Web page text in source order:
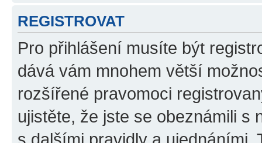
REGISTROVAT
Pro přihlášení musíte být
dává vám mnohem větší
rozšířené pravomoci
ujistěte, že jste se obeznámili s
s dalšími pravidly a ujednáními.